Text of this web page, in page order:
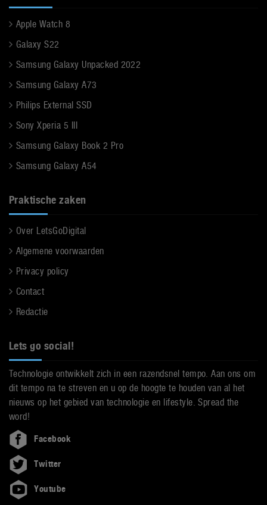
Apple Watch 8
Galaxy S22
Samsung Galaxy Unpacked 2022
Samsung Galaxy A73
Philips External SSD
Sony Xperia 5 III
Samsung Galaxy Book 2 Pro
Samsung Galaxy A54
Praktische zaken
Over LetsGoDigital
Algemene voorwaarden
Privacy policy
Contact
Redactie
Lets go social!
Technologie ontwikkelt zich in een razendsnel tempo. Aan ons om
dit tempo na te streven en u op de hoogte te houden van al het
nieuws op het gebied van technologie en lifestyle. Spread the
word!
Facebook
Twitter
Youtube